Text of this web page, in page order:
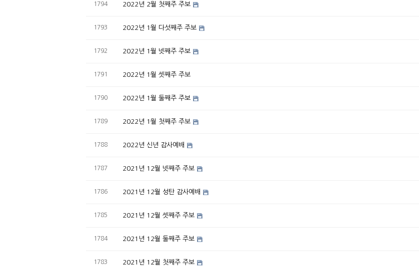
1794 2022년 2월 첫째주 주보
1793 2022년 1월 다섯째주 주보
1792 2022년 1월 넷째주 주보
1791 2022년 1월 셋째주 주보
1790 2022년 1월 둘째주 주보
1789 2022년 1월 첫째주 주보
1788 2022년 신년 감사예배
1787 2021년 12월 넷째주 주보
1786 2021년 12월 성탄 감사예배
1785 2021년 12월 셋째주 주보
1784 2021년 12월 둘째주 주보
1783 2021년 12월 첫째주 주보